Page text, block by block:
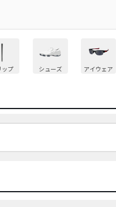
ップ シューズ アイウェア